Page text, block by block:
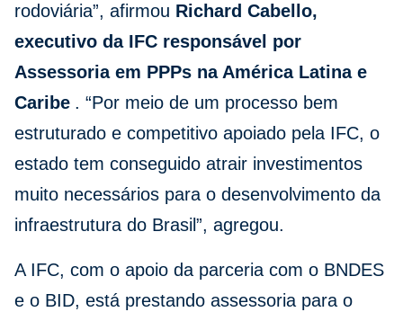
rodoviária”, afirmou Richard Cabello,
executivo da IFC responsável por
Assessoria em PPPs na América Latina e
Caribe . “Por meio de um processo bem
estruturado e competitivo apoiado pela IFC, o
estado tem conseguido atrair investimentos
muito necessários para o desenvolvimento da
infraestrutura do Brasil”, agregou.
A IFC, com o apoio da parceria com o BNDES
e o BID, está prestando assessoria para o